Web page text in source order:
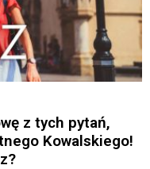
z tych pytań,
Kowalskiego!